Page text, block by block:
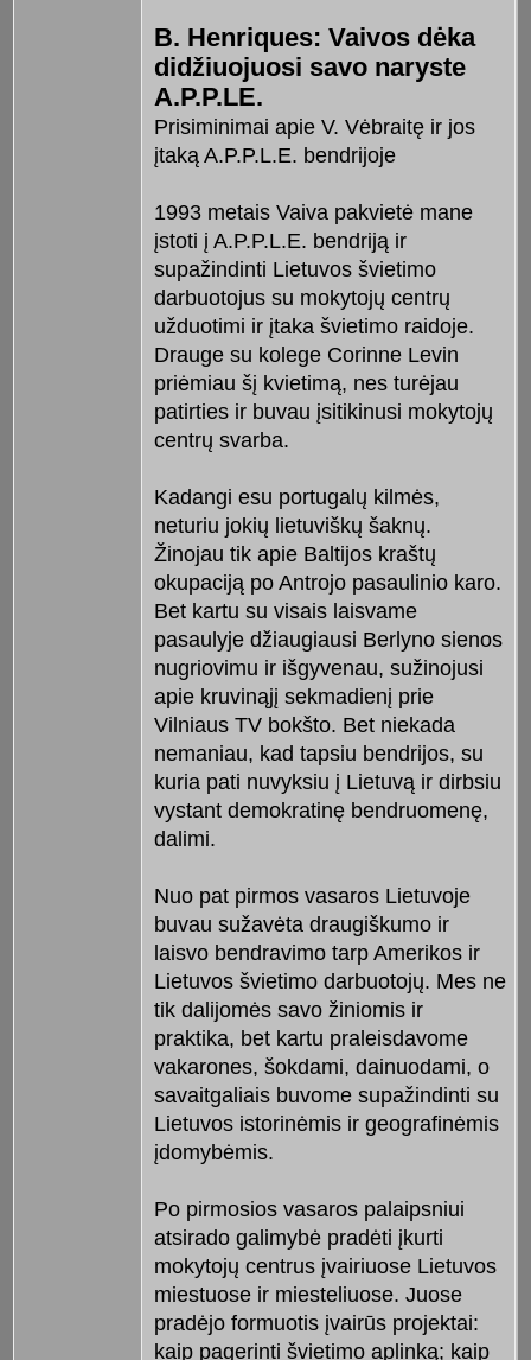
B. Henriques: Vaivos dėka
didžiuojuosi savo naryste
A.P.P.LE.
Prisiminimai apie V. Vėbraitę ir jos
įtaką A.P.P.L.E. bendrijoje
1993 metais Vaiva pakvietė mane
įstoti į A.P.P.L.E. bendriją ir
supažindinti Lietuvos švietimo
darbuotojus su mokytojų centrų
užduotimi ir įtaka švietimo raidoje.
Drauge su kolege Corinne Levin
priėmiau šį kvietimą, nes turėjau
patirties ir buvau įsitikinusi mokytojų
centrų svarba.
Kadangi esu portugalų kilmės,
neturiu jokių lietuviškų šaknų.
Žinojau tik apie Baltijos kraštų
okupaciją po Antrojo pasaulinio karo.
Bet kartu su visais laisvame
pasaulyje džiaugiausi Berlyno sienos
nugriovimu ir išgyvenau, sužinojusi
apie kruvinąjį sekmadienį prie
Vilniaus TV bokšto. Bet niekada
nemaniau, kad tapsiu bendrijos, su
kuria pati nuvyksiu į Lietuvą ir dirbsiu
vystant demokratinę bendruomenę,
dalimi.
Nuo pat pirmos vasaros Lietuvoje
buvau sužavėta draugiškumo ir
laisvo bendravimo tarp Amerikos ir
Lietuvos švietimo darbuotojų. Mes ne
tik dalijomės savo žiniomis ir
praktika, bet kartu praleisdavome
vakarones, šokdami, dainuodami, o
savaitgaliais buvome supažindinti su
Lietuvos istorinėmis ir geografinėmis
įdomybėmis.
Po pirmosios vasaros palaipsniui
atsirado galimybė pradėti įkurti
mokytojų centrus įvairiuose Lietuvos
miestuose ir miesteliuose. Juose
pradėjo formuotis įvairūs projektai:
kaip pagerinti švietimo aplinką; kaip